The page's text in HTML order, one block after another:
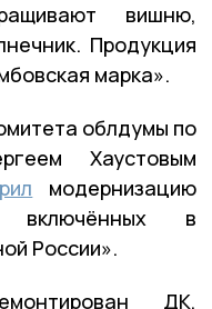
вишню,
Продукция
марка».
облдумы по
Хаустовым
модернизацию
включённых в
России».
ДК,